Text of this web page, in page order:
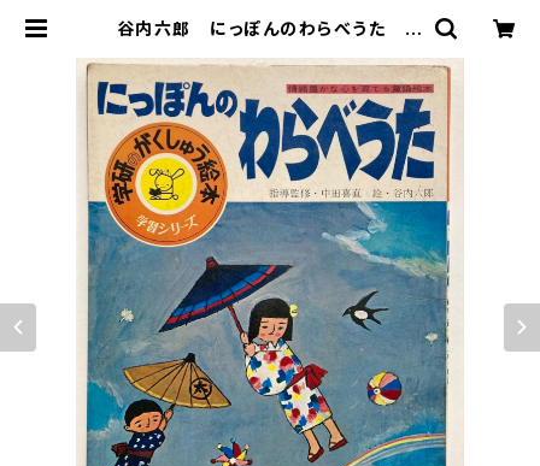
谷内六郎 にっぽんのわらべうた 指
習研究社刊 | トムズボックス